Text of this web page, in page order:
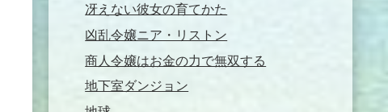
冴えない彼女の育てかた
凶乱令嬢ニア・リストン
商人令嬢はお金の力で無双する
地下室ダンジョン